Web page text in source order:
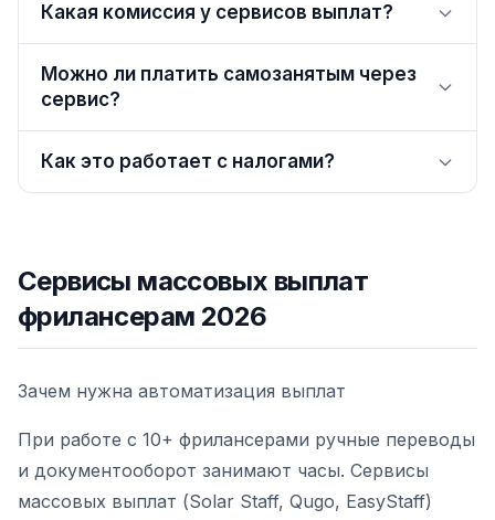
Какая комиссия у сервисов выплат?
Можно ли платить самозанятым через
сервис?
Как это работает с налогами?
Сервисы массовых выплат
фрилансерам 2026
Зачем нужна автоматизация выплат
При работе с 10+ фрилансерами ручные переводы
и документооборот занимают часы. Сервисы
массовых выплат (Solar Staff, Qugo, EasyStaff)